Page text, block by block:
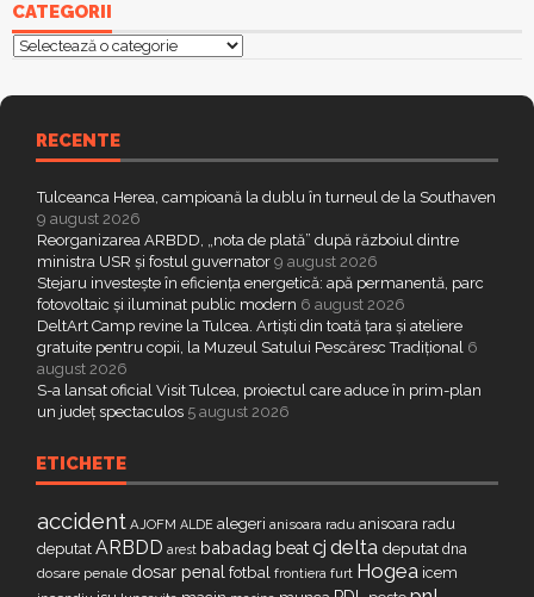
CATEGORII
Categorii
RECENTE
Tulceanca Herea, campioană la dublu în turneul de la Southaven
9 august 2026
Reorganizarea ARBDD, „nota de plată” după războiul dintre
ministra USR și fostul guvernator 9 august 2026
Stejaru investește în eficiența energetică: apă permanentă, parc
fotovoltaic și iluminat public modern 6 august 2026
DeltArt Camp revine la Tulcea. Artiști din toată țara și ateliere
gratuite pentru copii, la Muzeul Satului Pescăresc Tradițional 6
august 2026
S-a lansat oficial Visit Tulcea, proiectul care aduce în prim-plan
un județ spectaculos 5 august 2026
ETICHETE
accident AJOFM ALDE alegeri anisoara radu anisoara radu
deputat ARBDD arest babadag beatcj delta deputat dna
dosare penale dosar penal fotbal frontiera furt Hogea icem